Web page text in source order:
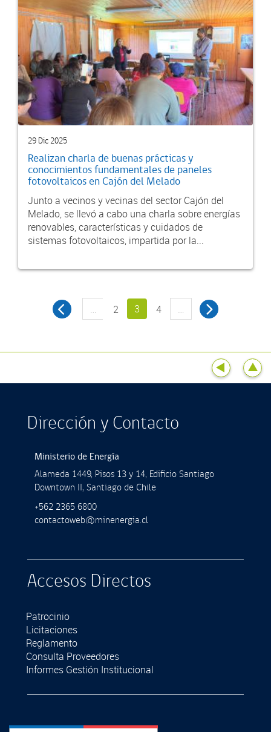
29 Dic 2025
Realizan charla de buenas prácticas y
conocimientos fundamentales de paneles
fotovoltaicos en Cajón del Melado
Junto a vecinos y vecinas del sector Cajón del
Melado, se llevó a cabo una charla sobre energías
renovables, características y cuidados de
sistemas fotovoltaicos, impartida por la...
… 2 3 4 …
Dirección y Contacto
Ministerio de Energía
Alameda 1449, Pisos 13 y 14, Ediﬁcio Santiago
Downtown II, Santiago de Chile
+562 2365 6800
contactoweb@minenergia.cl
Accesos Directos
Patrocinio
Licitaciones
Reglamento
Consulta Proveedores
Informes Gestión Institucional